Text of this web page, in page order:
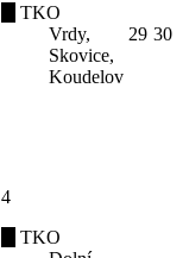
TKO
Vrdy,
Skovice,
Koudelov
29 30
4
TKO